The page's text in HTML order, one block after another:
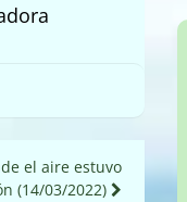
el aire estuvo
(14/03/2022)